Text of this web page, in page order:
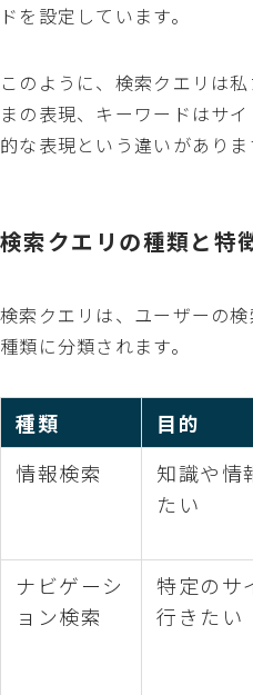
ドを設定しています。
このように、検索クエリは
まの表現、キーワードはサ
的な表現という違いがありま
検索クエリの種類と特
検索クエリは、ユーザーの
種類に分類されます。
種類 目的
情報検索
知識や情
たい
ナビゲーシ
ョン検索
特定のサ
行きたい